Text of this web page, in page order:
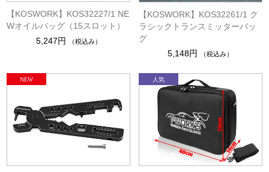
【KOSWORK】KOS32227/1 NE
Wオイルバッグ（15スロット）
5,247円
（税込み）
【KOSWORK】KOS32261/1 ク
ラシックトランスミッターバッ
グ
5,148円
（税込み）